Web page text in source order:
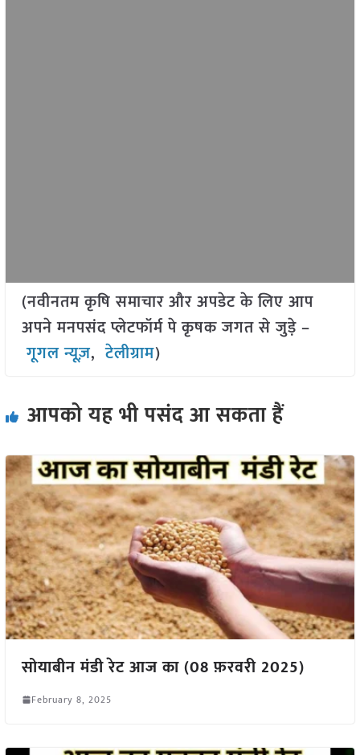
(नवीनतम कृषि समाचार और अपडेट के लिए आप
अपने मनपसंद प्लेटफॉर्म पे कृषक जगत से जुड़े –
गूगल न्यूज़,टेलीग्राम)
आपको यह भी पसंद आ सकता हैं
सोयाबीन मंडी रेट आज का (08 फ़रवरी 2025)
February 8, 2025